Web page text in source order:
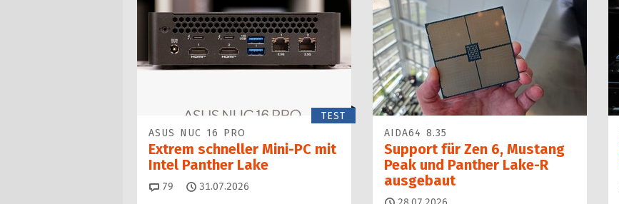
TEST
ASUS NUC 16 PRO
Extrem schneller Mini-PC mit
Intel Panther Lake
79 Kommentare
31.07.2026
AIDA64 8.35
Support für Zen 6, Mustang
Peak und Panther Lake-R
ausgebaut